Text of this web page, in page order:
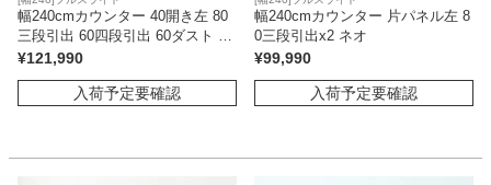
幅240cmカウンター 40開き左 80
三段引出 60四段引出 60ダスト ネ
オ
¥121,990
入荷予定要確認
幅240cmカウンター 片パネル左 8
0三段引出x2 ネオ
¥99,990
入荷予定要確認